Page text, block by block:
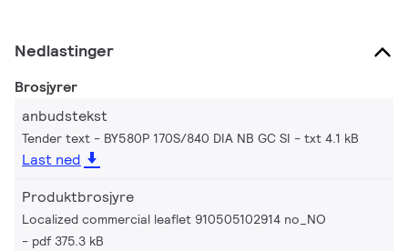
Nedlastinger
Brosjyrer
anbudstekst
Tender text - BY580P 170S/840 DIA NB GC SI txt 4.1 kB
Last ned
Produktbrosjyre
Localized commercial leaflet 910505102914 no_NO
pdf 375.3 kB